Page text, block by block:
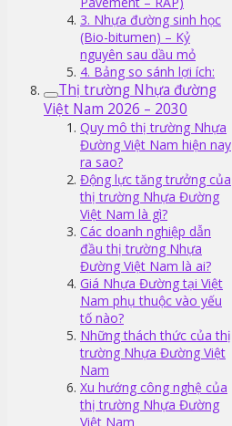
3. Nhựa đường sinh học
(Bio-bitumen) – Kỷ
nguyên sau dầu mỏ
4. Bảng so sánh lợi ích:
Thị trường Nhựa đường
Việt Nam 2026 – 2030
Quy mô thị trường Nhựa
Đường Việt Nam hiện nay
ra sao?
Động lực tăng trưởng của
thị trường Nhựa Đường
Việt Nam là gì?
Các doanh nghiệp dẫn
đầu thị trường Nhựa
Đường Việt Nam là ai?
Giá Nhựa Đường tại Việt
Nam phụ thuộc vào yếu
tố nào?
Những thách thức của thị
trường Nhựa Đường Việt
Nam
Xu hướng công nghệ của
thị trường Nhựa Đường
Việt Nam